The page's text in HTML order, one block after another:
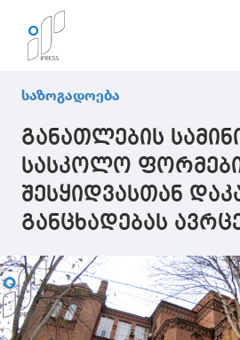
საზოგადოება
განათლების
სასკოლო
შესყიდვასთან
განცხადებას